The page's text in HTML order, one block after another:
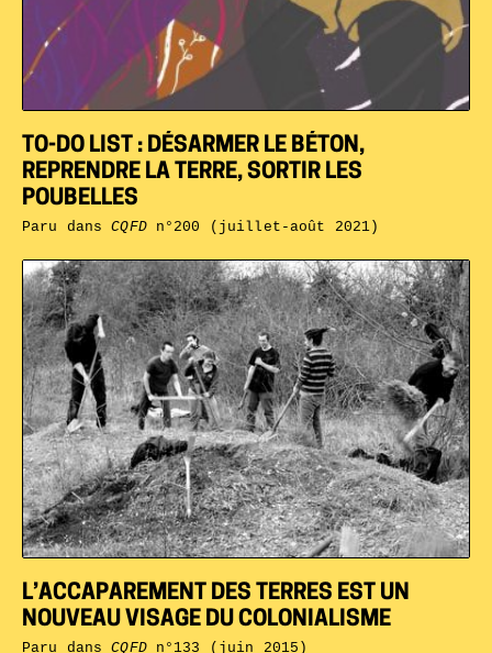
L’ACCAPAREMENT DES TERRES EST UN
NOUVEAU VISAGE DU COLONIALISME
Paru dansCQFDn°133 (juin 2015)
TO-DO LIST : DÉSARMER LE BÉTON,
REPRENDRE LA TERRE, SORTIR LES
POUBELLES
Paru dansCQFDn°200 (juillet-août 2021)